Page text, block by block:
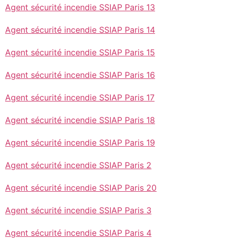
Agent sécurité incendie SSIAP Paris 13
Agent sécurité incendie SSIAP Paris 14
Agent sécurité incendie SSIAP Paris 15
Agent sécurité incendie SSIAP Paris 16
Agent sécurité incendie SSIAP Paris 17
Agent sécurité incendie SSIAP Paris 18
Agent sécurité incendie SSIAP Paris 19
Agent sécurité incendie SSIAP Paris 2
Agent sécurité incendie SSIAP Paris 20
Agent sécurité incendie SSIAP Paris 3
Agent sécurité incendie SSIAP Paris 4